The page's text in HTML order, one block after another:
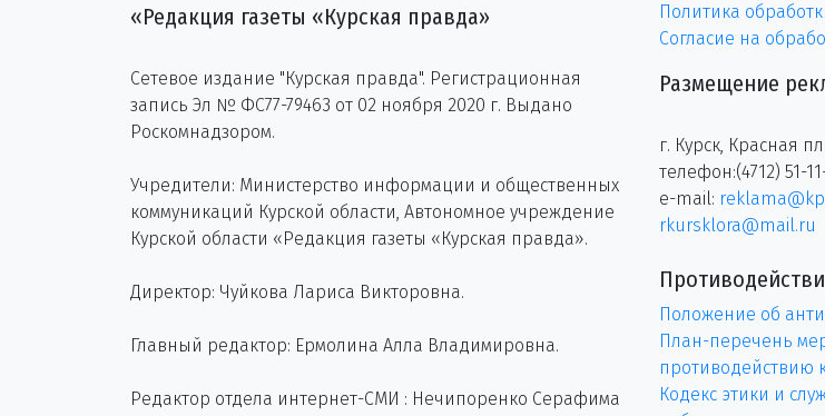
«Редакция газеты «Курская правда»
Сетевое издание "Курская правда". Регистрационная
запись Эл № ФС77-79463 от 02 ноября 2020 г. Выдано
Роскомнадзором.
Учредители: Министерство информации и общественных
коммуникаций Курской области, Автономное учреждение
Курской области «Редакция газеты «Курская правда».
Директор: Чуйкова Лариса Викторовна.
Главный редактор: Ермолина Алла Владимировна.
Редактор отдела интернет-СМИ : Нечипоренко Серафима
Политика
Согласие на
Размещение
г. Курск, Красная
телефон:(4712) 51-
e-mail:
rkursklora@mail.ru
Положение об
План-перечень
противодействию
Кодекс этики и